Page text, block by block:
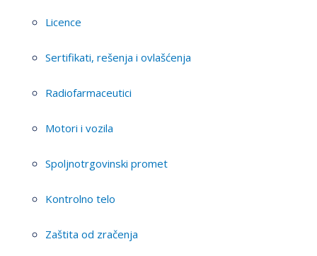
Licence
Sertifikati, rešenja i ovlašćenja
Radiofarmaceutici
Motori i vozila
Spoljnotrgovinski promet
Kontrolno telo
Zaštita od zračenja